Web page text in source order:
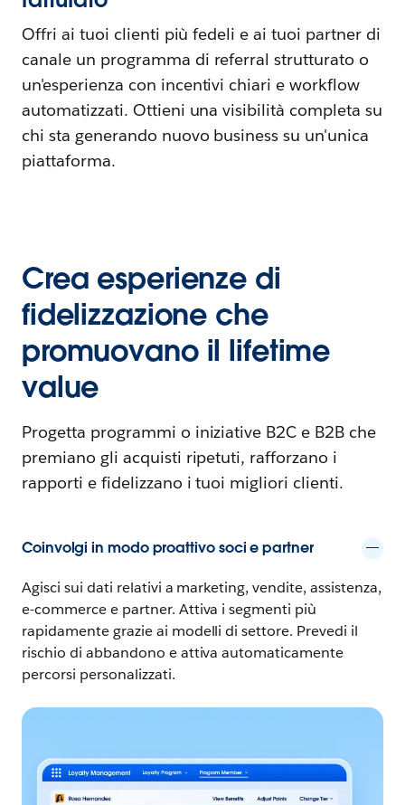
Offri ai tuoi clienti più fedeli e ai tuoi partner di
canale un programma di referral strutturato o
un'esperienza con incentivi chiari e workflow
automatizzati. Ottieni una visibilità completa su
chi sta generando nuovo business su un'unica
piattaforma.
Crea esperienze di
fidelizzazione che
promuovano il lifetime
value
Progetta programmi o iniziative B2C e B2B che
premiano gli acquisti ripetuti, rafforzano i
rapporti e fidelizzano i tuoi migliori clienti.
Coinvolgi in modo proattivo soci e partner
Agisci sui dati relativi a marketing, vendite, assistenza,
e-commerce e partner. Attiva i segmenti più
rapidamente grazie ai modelli di settore. Prevedi il
rischio di abbandono e attiva automaticamente
percorsi personalizzati.